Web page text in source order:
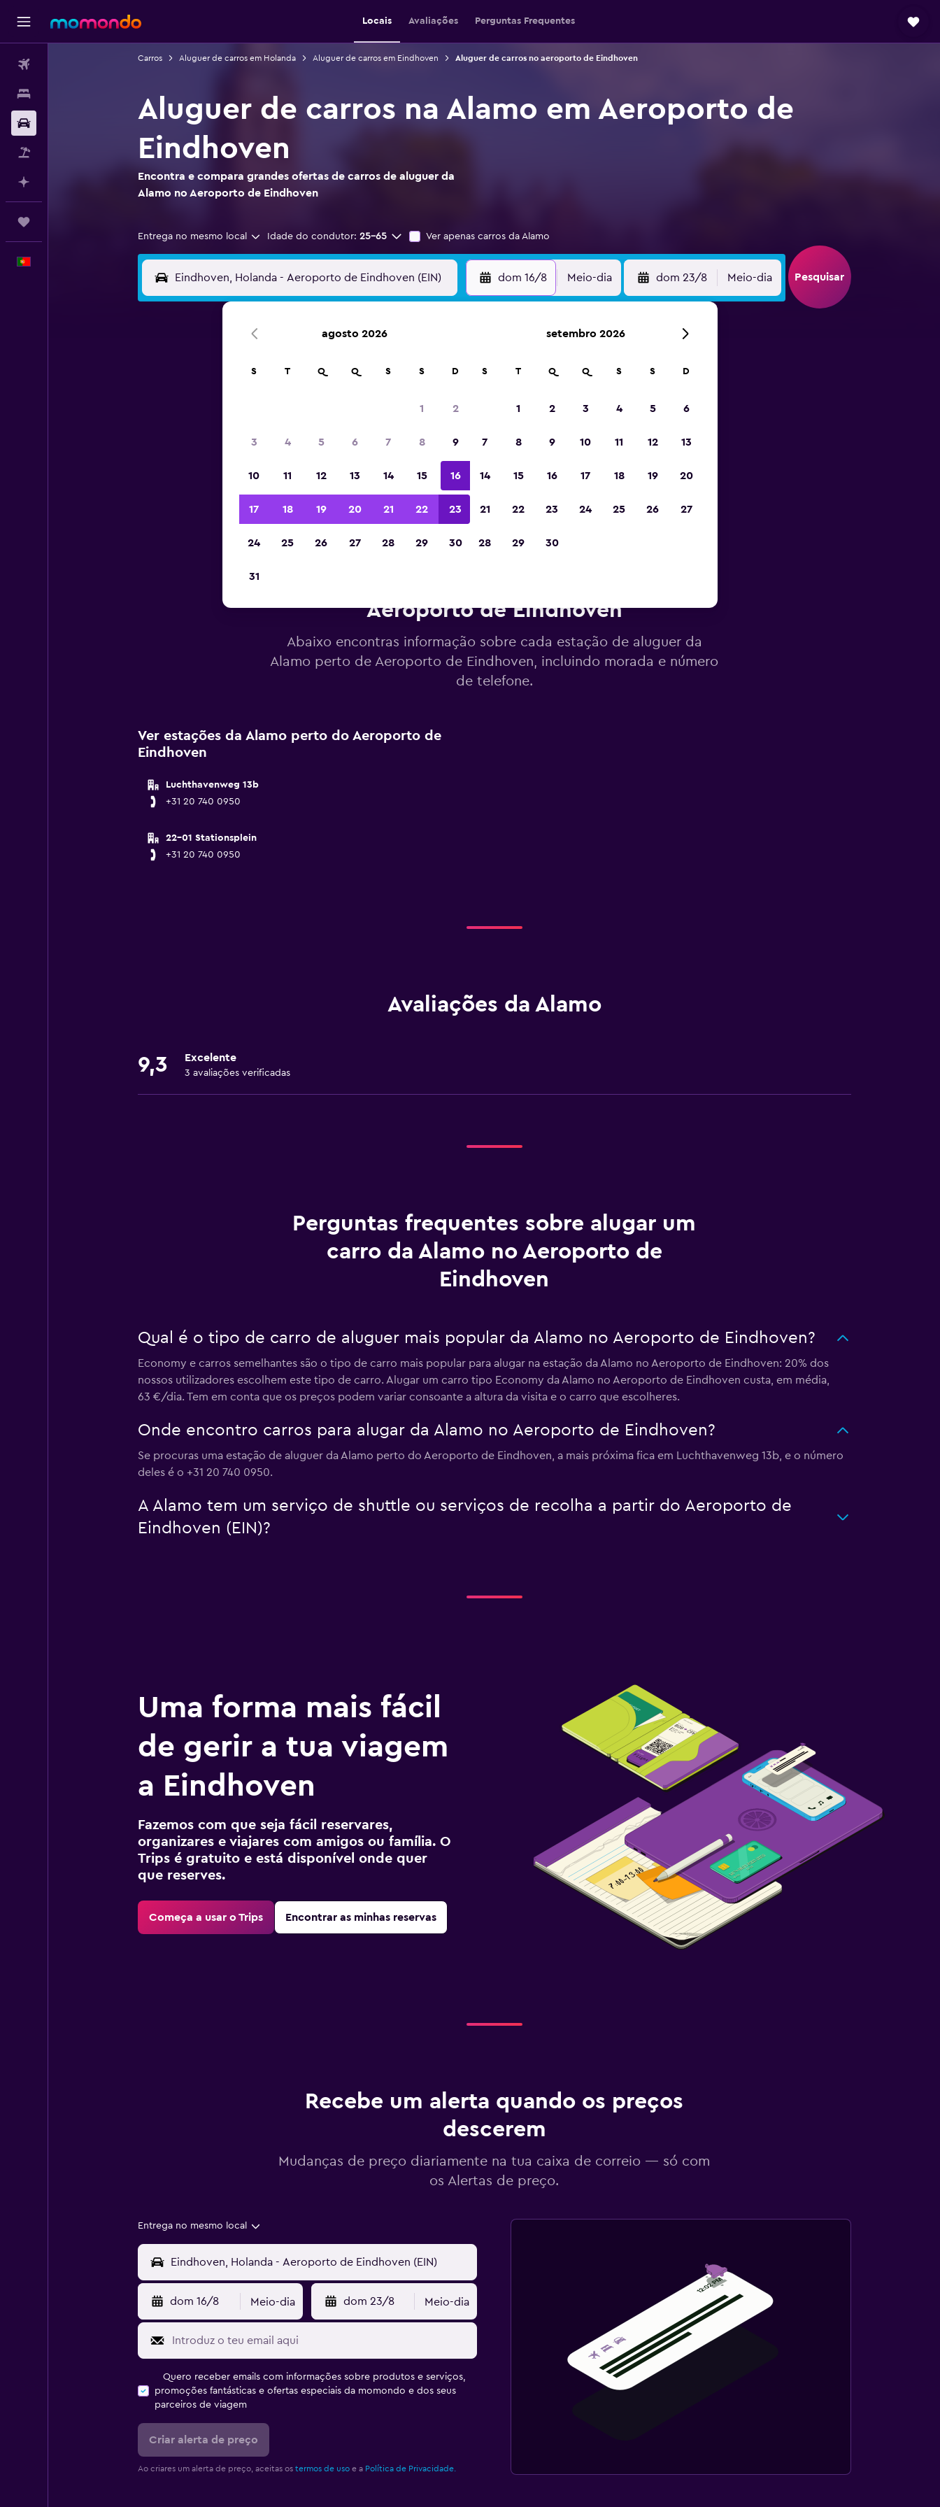
Locais Avaliações Perguntas Frequentes
Carros Aluguer de carros em Holanda Aluguer de carros em Eindhoven Aluguer de carros no aeroporto de Eindhoven
Aluguer de carros na Alamo em Aeroporto de
Eindhoven
Encontra e compara grandes ofertas de carros de aluguer da
Alamo no Aeroporto de Eindhoven
Entrega no mesmo local Idade do condutor: 25-65 Ver apenas carros da Alamo
dom 16/8 Meio-dia dom 23/8 Meio-dia Pesquisar
de 2023
Aeroporto de Eindhoven
Abaixo encontras informação sobre cada estação de aluguer da
Alamo perto de Aeroporto de Eindhoven, incluindo morada e número
de telefone.
Ver estações da Alamo perto do Aeroporto de
Eindhoven
Luchthavenweg 13b
+31 20 740 0950
22-01 Stationsplein
+31 20 740 0950
Avaliações da Alamo
9,3 Excelente
3 avaliações verificadas
Perguntas frequentes sobre alugar um
carro da Alamo no Aeroporto de
Eindhoven
Qual é o tipo de carro de aluguer mais popular da Alamo no Aeroporto de Eindhoven?
Economy e carros semelhantes são o tipo de carro mais popular para alugar na estação da Alamo no Aeroporto de Eindhoven: 20% dos
nossos utilizadores escolhem este tipo de carro. Alugar um carro tipo Economy da Alamo no Aeroporto de Eindhoven custa, em média,
63 €/dia. Tem em conta que os preços podem variar consoante a altura da visita e o carro que escolheres.
Onde encontro carros para alugar da Alamo no Aeroporto de Eindhoven?
Se procuras uma estação de aluguer da Alamo perto do Aeroporto de Eindhoven, a mais próxima fica em Luchthavenweg 13b, e o número
deles é o +31 20 740 0950.
A Alamo tem um serviço de shuttle ou serviços de recolha a partir do Aeroporto de
Eindhoven (EIN)?
Uma forma mais fácil
de gerir a tua viagem
a Eindhoven
Fazemos com que seja fácil reservares,
organizares e viajares com amigos ou família. O
Trips é gratuito e está disponível onde quer
que reserves.
Começa a usar o Trips Encontrar as minhas reservas
Recebe um alerta quando os preços
descerem
Mudanças de preço diariamente na tua caixa de correio — só com
os Alertas de preço.
Entrega no mesmo local
dom 16/8 Meio-dia dom 23/8 Meio-dia
Quero receber emails com informações sobre produtos e serviços,
promoções fantásticas e ofertas especiais da momondo e dos seus
parceiros de viagem
Criar alerta de preço
Ao criares um alerta de preço, aceitas os termos de usoe a Política de Privacidade.
agosto 2026
S T Q Q S S D
1 2
3 4 5 6 7 8 9
10 11 12 13 14 15 16
17 18 19 20 21 22 23
24 25 26 27 28 29 30
31
setembro 2026
S T Q Q S S D
1 2 3 4 5 6
7 8 9 10 11 12 13
14 15 16 17 18 19 20
21 22 23 24 25 26 27
28 29 30